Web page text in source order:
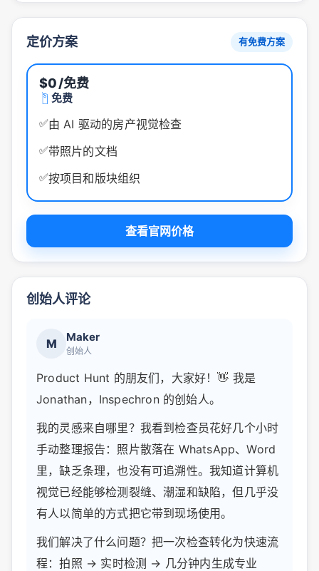
定价方案 有免费方案
$0/免费
免费
✅由 AI 驱动的房产视觉检查
✅带照片的文档
✅按项目和版块组织
查看官网价格
创始人评论
M Maker
创始人
Product Hunt 的朋友们，大家好！👋 我是
Jonathan，Inspechron 的创始人。
我的灵感来自哪里？我看到检查员花好几个小时
手动整理报告：照片散落在 WhatsApp、Word
里，缺乏条理，也没有可追溯性。我知道计算机
视觉已经能够检测裂缝、潮湿和缺陷，但几乎没
有人以简单的方式把它带到现场使用。
我们解决了什么问题？把一次检查转化为快速流
程：拍照 → 实时检测 → 几分钟内生成专业